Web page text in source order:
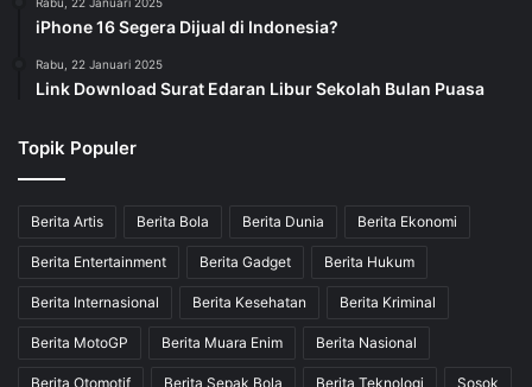
iPhone 16 Segera Dijual di Indonesia?
Rabu, 22 Januari 2025
Link Download Surat Edaran Libur Sekolah Bulan Puasa
Topik Populer
Berita Artis Berita Bola Berita Dunia Berita Ekonomi
Berita Entertainment Berita Gadget Berita Hukum
Berita Internasional Berita Kesehatan Berita Kriminal
Berita MotoGP Berita Muara Enim Berita Nasional
Berita Otomotif Berita Sepak Bola Berita Teknologi Sosok